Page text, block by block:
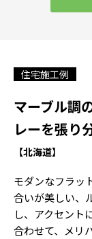
住宅施工例
マーブル調
レーを張り
【北海道】
モダンなフラッ
合いが美しい、
し、アクセント
合わせて、メリ